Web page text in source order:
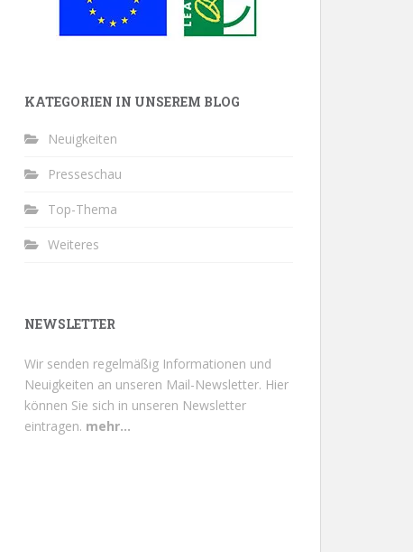
KATEGORIEN IN UNSEREM BLOG
Neuigkeiten
Presseschau
Top-Thema
Weiteres
NEWSLETTER
Wir senden regelmäßig Informationen und
Neuigkeiten an unseren Mail-Newsletter. Hier
können Sie sich in unseren Newsletter
eintragen. mehr...